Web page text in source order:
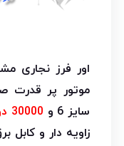
اور فرز نجاری
موتور پر قدرت
سایز 6 و
30000 دور گردش بر دقیقه
زاویه دار و کابل